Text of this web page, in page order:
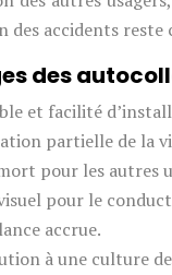
des accidents reste
des
et facilité
partielle de la
pour les autres
pour le
accrue.
à une culture